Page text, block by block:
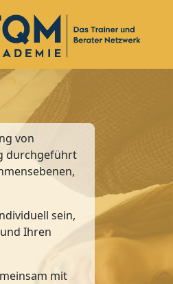
von
durchgeführt
sein,
Ihren
mit